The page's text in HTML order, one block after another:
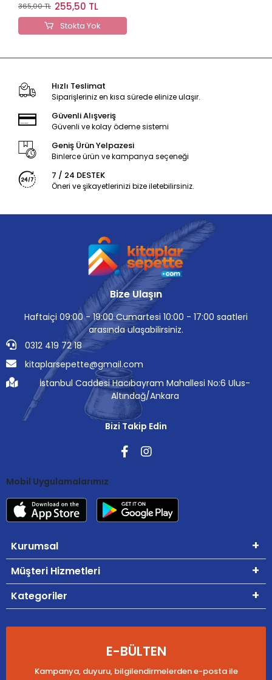
365,00 TL 255,50 TL
Stokta Yok
Hızlı Teslimat
Siparişleriniz en kısa sürede elinize ulaşır.
Güvenli Alışveriş
Güvenli ve kolay ödeme sistemi
Geniş Ürün Yelpazesi
Binlerce ürün ve kampanya seçeneği
7 / 24 DESTEK
Öneri ve şikayetlerinizi bize iletebilirsiniz.
Bize Ulaşın
Haftaiçi 09:00 - 19:00 Cumartesi 10:00 - 17:00 saatleri
arasında ulaşabilirsiniz.
0312 419 72 18
kitaplarsepette@gmail.com
İstanbul Caddesi Hacıbayram Mahallesi No:6 Ulus-
Altındağ/Ankara
Bizi Takip Edin
Mobil Uygulamalarımız
Kurumsal
Müşteri Hizmetleri
Kategoriler
E-BÜLTEN
Kampanya, duyuru, bilgilendirmelerden e-posta ile